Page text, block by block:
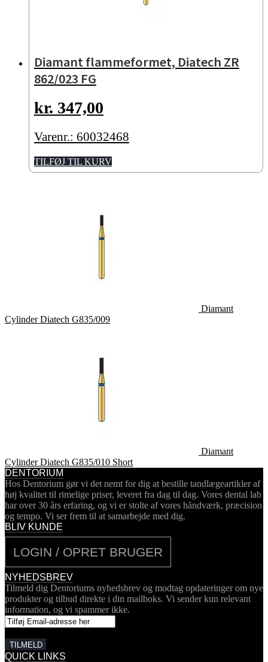
Diamant flammeformet, Diatech ZR
862/023 FG
kr. 347,00
Varenr.: 60032468
TILFØJ TIL KURV
Diamant
Cylinder Diatech G835/009
Diamant
Cylinder Diatech G835/010 Short
DENTORIUM
Hos Dentorium gør vi det nemt for dig at bestille tandlægeartikler af
høj kvalitet til rimelige priser, leveret fra dag til dag. Vores dental lab
har over 30 års erfaring, og vi er stolte af vores håndværk, præcision
og tempo. Vi ser frem til at samarbejde med dig.
BLIV KUNDE
LOGIN / OPRET BRUGER
NYHEDSBREV
Tilmeld dig Dentoriums nyhedsbrev og modtag opdateringer om nye
produkter og tilbud direkte i din mailboks. Vi sender kun relevant
information, og vi spammer ikke.
QUICK LINKS